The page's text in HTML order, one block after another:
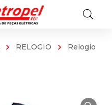
RELOGIO
Relogio